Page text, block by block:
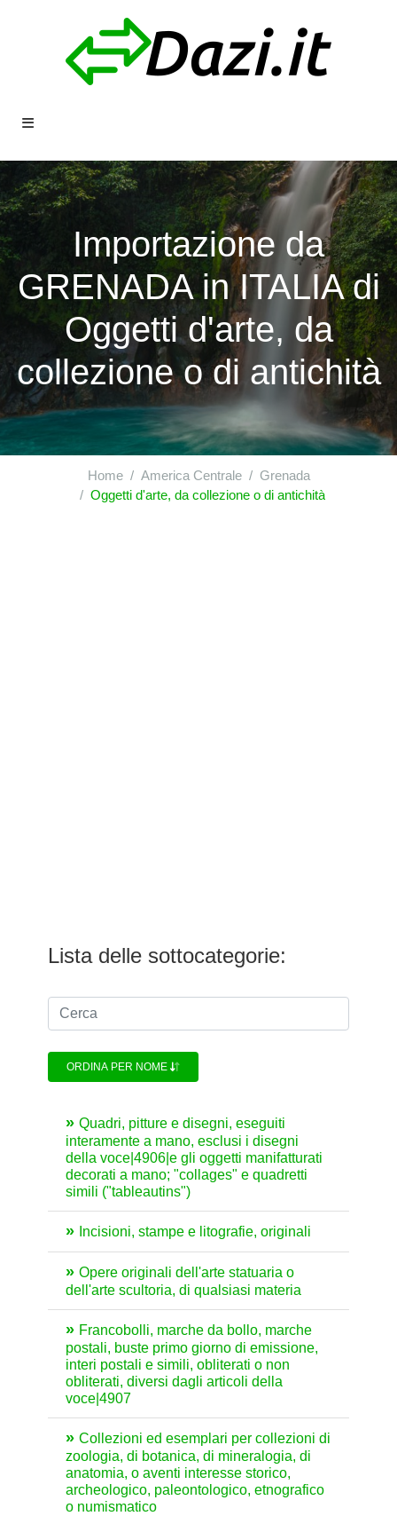
Importazione da
GRENADA in ITALIA di
Oggetti d'arte, da
collezione o di antichità
Home America Centrale
Grenada
Oggetti d'arte, da collezione o di antichità
Lista delle sottocategorie:
ORDINA PER NOME
Quadri, pitture e disegni, eseguiti
interamente a mano, esclusi i disegni
della voce|4906|e gli oggetti manifatturati
decorati a mano; "collages" e quadretti
simili ("tableautins")
Incisioni, stampe e litografie, originali
Opere originali dell'arte statuaria o
dell'arte scultoria, di qualsiasi materia
Francobolli, marche da bollo, marche
postali, buste primo giorno di emissione,
interi postali e simili, obliterati o non
obliterati, diversi dagli articoli della
voce|4907
Collezioni ed esemplari per collezioni di
zoologia, di botanica, di mineralogia, di
anatomia, o aventi interesse storico,
archeologico, paleontologico, etnografico
o numismatico